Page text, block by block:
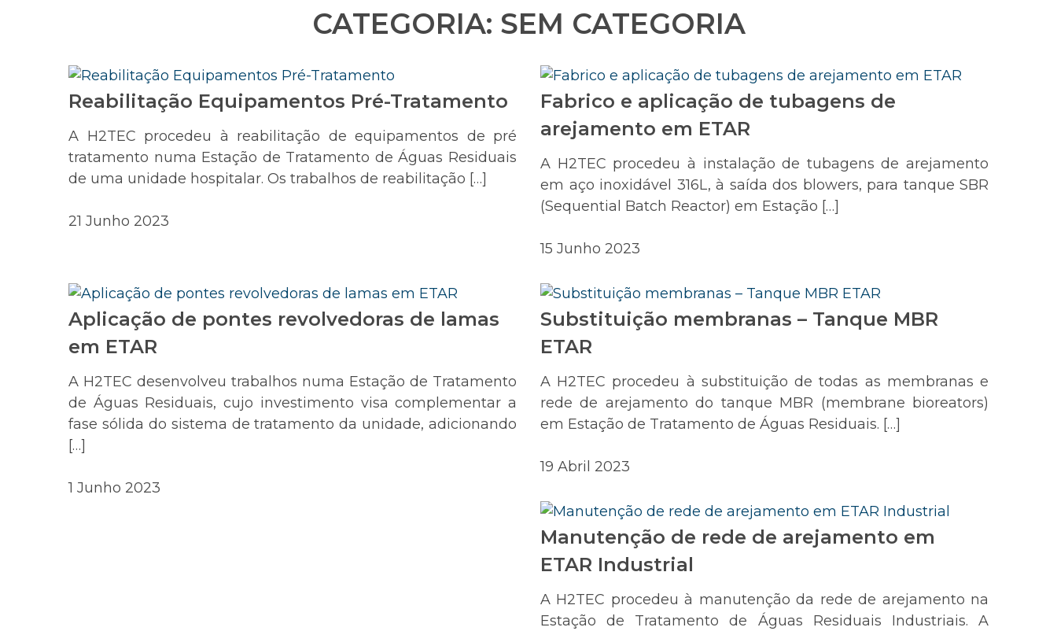
CATEGORIA: SEM CATEGORIA
Reabilitação Equipamentos Pré-Tratamento
A H2TEC procedeu à reabilitação de equipamentos de pré
tratamento numa Estação de Tratamento de Águas Residuais
de uma unidade hospitalar. Os trabalhos de reabilitação […]
21 Junho 2023
Fabrico e aplicação de tubagens de
arejamento em ETAR
A H2TEC procedeu à instalação de tubagens de arejamento
em aço inoxidável 316L, à saída dos blowers, para tanque SBR
(Sequential Batch Reactor) em Estação […]
15 Junho 2023
Aplicação de pontes revolvedoras de lamas
em ETAR
A H2TEC desenvolveu trabalhos numa Estação de Tratamento
de Águas Residuais, cujo investimento visa complementar a
fase sólida do sistema de tratamento da unidade, adicionando
[…]
1 Junho 2023
Substituição membranas – Tanque MBR
ETAR
A H2TEC procedeu à substituição de todas as membranas e
rede de arejamento do tanque MBR (membrane bioreators)
em Estação de Tratamento de Águas Residuais. […]
19 Abril 2023
Manutenção de rede de arejamento em
ETAR Industrial
A H2TEC procedeu à manutenção da rede de arejamento na
Estação de Tratamento de Águas Residuais Industriais. A